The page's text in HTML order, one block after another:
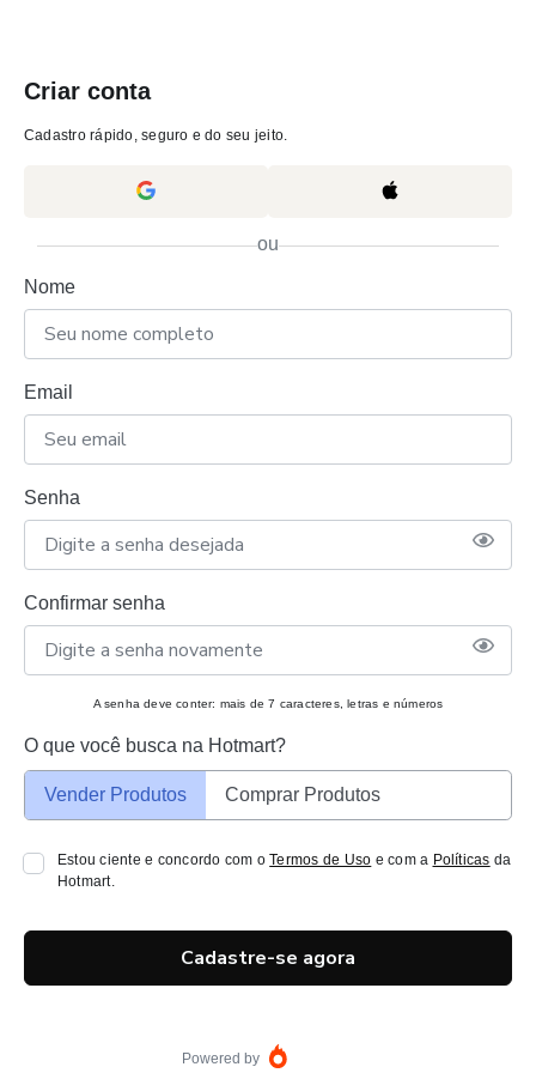
Criar conta
Cadastro rápido, seguro e do seu jeito.
ou
Nome
Email
Senha
Confirmar senha
A senha deve conter: mais de 7 caracteres, letras e números
O que você busca na Hotmart?
Vender Produtos Comprar Produtos
Estou ciente e concordo com oTermos de Uso e com a Políticas da
Hotmart.
Cadastre-se agora
Powered by